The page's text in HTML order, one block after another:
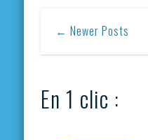
← Newer Posts
En 1 clic :